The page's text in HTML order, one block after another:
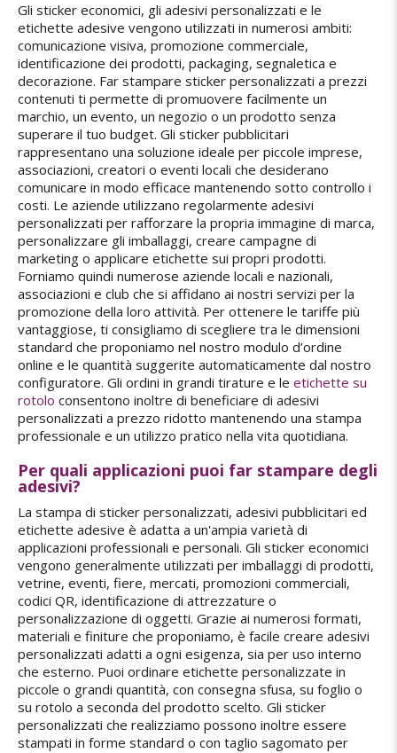
Gli sticker economici, gli adesivi personalizzati e le
etichette adesive vengono utilizzati in numerosi ambiti:
comunicazione visiva, promozione commerciale,
identificazione dei prodotti, packaging, segnaletica e
decorazione. Far stampare sticker personalizzati a prezzi
contenuti ti permette di promuovere facilmente un
marchio, un evento, un negozio o un prodotto senza
superare il tuo budget. Gli sticker pubblicitari
rappresentano una soluzione ideale per piccole imprese,
associazioni, creatori o eventi locali che desiderano
comunicare in modo efficace mantenendo sotto controllo i
costi. Le aziende utilizzano regolarmente adesivi
personalizzati per rafforzare la propria immagine di marca,
personalizzare gli imballaggi, creare campagne di
marketing o applicare etichette sui propri prodotti.
Forniamo quindi numerose aziende locali e nazionali,
associazioni e club che si affidano ai nostri servizi per la
promozione della loro attività. Per ottenere le tariffe più
vantaggiose, ti consigliamo di scegliere tra le dimensioni
standard che proponiamo nel nostro modulo d’ordine
online e le quantità suggerite automaticamente dal nostro
configuratore. Gli ordini in grandi tirature e le etichette su
rotolo consentono inoltre di beneficiare di adesivi
personalizzati a prezzo ridotto mantenendo una stampa
professionale e un utilizzo pratico nella vita quotidiana.
Per quali applicazioni puoi far stampare degli
adesivi?
La stampa di sticker personalizzati, adesivi pubblicitari ed
etichette adesive è adatta a un'ampia varietà di
applicazioni professionali e personali. Gli sticker economici
vengono generalmente utilizzati per imballaggi di prodotti,
vetrine, eventi, fiere, mercati, promozioni commerciali,
codici QR, identificazione di attrezzature o
personalizzazione di oggetti. Grazie ai numerosi formati,
materiali e finiture che proponiamo, è facile creare adesivi
personalizzati adatti a ogni esigenza, sia per uso interno
che esterno. Puoi ordinare etichette personalizzate in
piccole o grandi quantità, con consegna sfusa, su foglio o
su rotolo a seconda del prodotto scelto. Gli sticker
personalizzati che realizziamo possono inoltre essere
stampati in forme standard o con taglio sagomato per